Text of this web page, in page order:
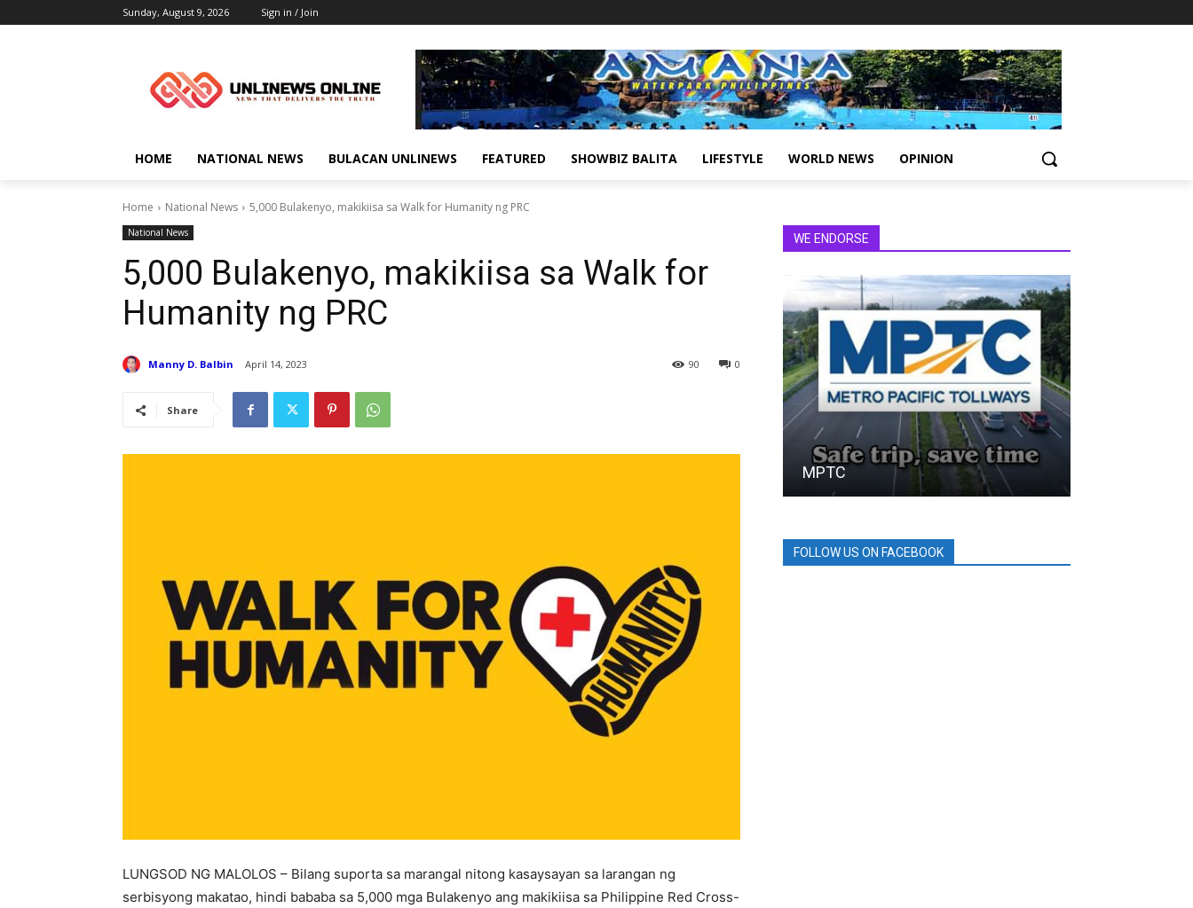
Sunday, August 9, 2026 Sign in / Join
HOME NATIONAL NEWS BULACAN UNLINEWS FEATURED SHOWBIZ BALITA LIFESTYLE WORLD NEWS OPINION
Home National News 5,000 Bulakenyo, makikiisa sa Walk for Humanity ng PRC
National News
5,000 Bulakenyo, makikiisa sa Walk for
Humanity ng PRC
Manny D. Balbin April 14, 2023 0
90
Share
LUNGSOD NG MALOLOS – Bilang suporta sa marangal nitong kasaysayan sa larangan ng
serbisyong makatao, hindi bababa sa 5,000 mga Bulakenyo ang makikiisa sa Philippine Red Cross-
WE ENDORSE
MPTC
FOLLOW US ON FACEBOOK